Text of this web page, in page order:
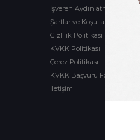
İşveren Aydınlatma Metni
Şartlar ve Koşullar
Gizlilik Politikası
KVKK Politikası
Çerez Politikası
KVKK Başvuru Formu
İletişim